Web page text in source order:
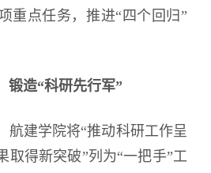
重点任务，推进“四个回归”
锻造“科研先行军”
航建学院将“推动科研工作呈
取得新突破”列为“一把手”工